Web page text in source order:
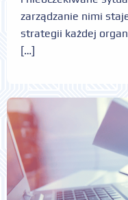
zarządzanie nimi
strategii każdej
[…]